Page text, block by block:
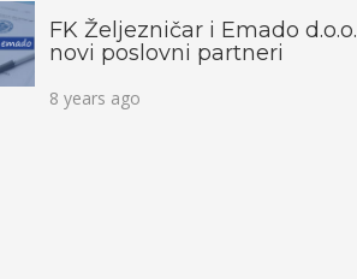
FK Željezničar i Emado d.o.o.
novi poslovni partneri
8 years ago